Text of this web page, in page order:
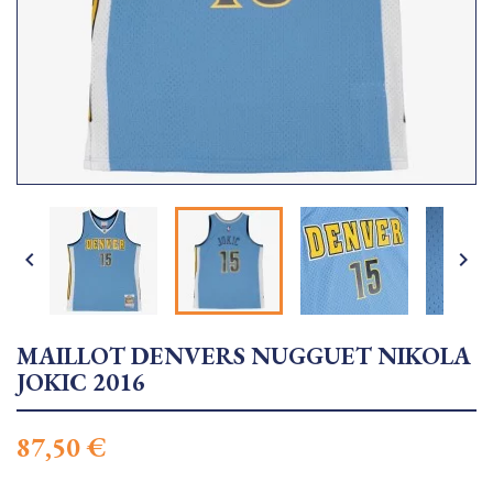
 
MAILLOT DENVERS NUGGUET NIKOLA
JOKIC 2016
87,50 €